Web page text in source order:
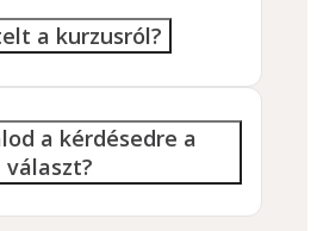
a kurzusról?
a kérdésedre a
választ?